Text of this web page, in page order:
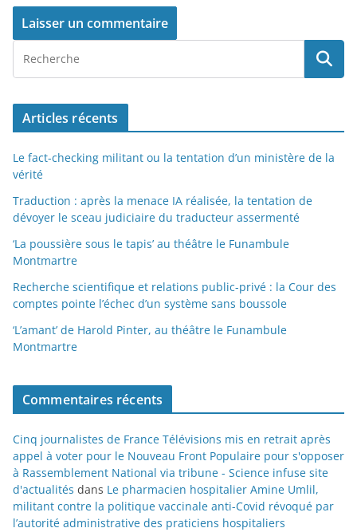
Articles récents
Le fact-checking militant ou la tentation d’un ministère de la
vérité
Traduction : après la menace IA réalisée, la tentation de
dévoyer le sceau judiciaire du traducteur assermenté
‘La poussière sous le tapis’ au théâtre le Funambule
Montmartre
Recherche scientifique et relations public-privé : la Cour des
comptes pointe l’échec d’un système sans boussole
‘L’amant’ de Harold Pinter, au théâtre le Funambule
Montmartre
Commentaires récents
Cinq journalistes de France Télévisions mis en retrait après
appel à voter pour le Nouveau Front Populaire pour s'opposer
à Rassemblement National via tribune - Science infuse site
d'actualités dans Le pharmacien hospitalier Amine Umlil,
militant contre la politique vaccinale anti-Covid révoqué par
l’autorité administrative des praticiens hospitaliers